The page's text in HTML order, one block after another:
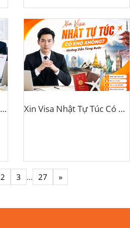
Hồ Sơ Visa Nhật Gồm Những Gì? Cập Nhật Theo Quy Định Mới 2026 Xin Visa Nhật Tự Túc Có Khó Không? Hướng Dẫn Từng Bước
2 3 ... 27 »